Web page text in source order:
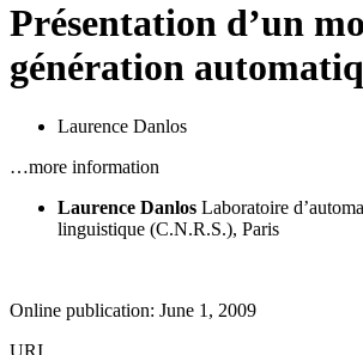
Présentation d’un
génération
Laurence Danlos
…more information
Laurence Danlos Laboratoire
linguistique (C.N.R.S.), Paris
Online publication: June 1, 2009
URI